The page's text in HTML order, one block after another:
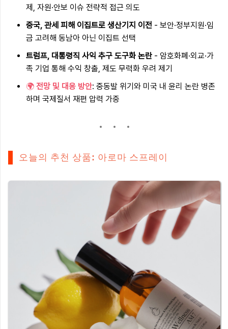
제, 자원·안보 이슈 전략적 접근 의도
중국, 관세 피해 이집트로 생산기지 이전 - 보안·정부지원·임
금 고려해 동남아 아닌 이집트 선택
트럼프, 대통령직 사익 추구 도구화 논란 - 암호화폐·외교·가
족 기업 통해 수익 창출, 제도 무력화 우려 제기
🌍 전망 및 대응 방안: 중동발 위기와 미국 내 윤리 논란 병존
하며 국제질서 재편 압력 가중
오늘의 추천 상품: 아로마 스프레이